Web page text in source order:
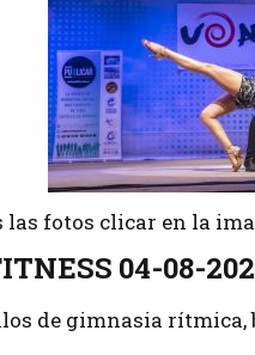
las fotos clicar en la
04-08-
de gimnasia rítmica,